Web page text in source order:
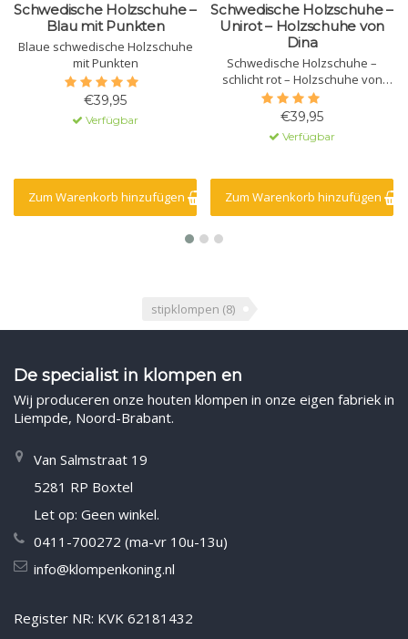
Schwedische Holzschuhe –
Blau mit Punkten
Blaue schwedische Holzschuhe
mit Punkten
€39,95
Verfügbar
Zum Warenkorb hinzufügen
Schwedische Holzschuhe –
Unirot – Holzschuhe von
Dina
Schwedische Holzschuhe –
schlicht rot – Holzschuhe von
Dina
€39,95
Verfügbar
Zum Warenkorb hinzufügen
stipklompen (8)
De specialist in klompen en
Wij produceren onze houten klompen in onze eigen fabriek in
Liempde, Noord-Brabant.
Van Salmstraat 19
5281 RP Boxtel
Let op: Geen winkel.
0411-700272 (ma-vr 10u-13u)
info@klompenkoning.nl
Register NR: KVK 62181432